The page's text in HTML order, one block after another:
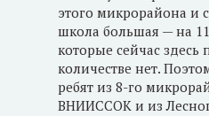
этого микрорайона и
школа большая — на
которые сейчас здесь
количестве нет.
ребят из 8-го
ВНИИССОК и из